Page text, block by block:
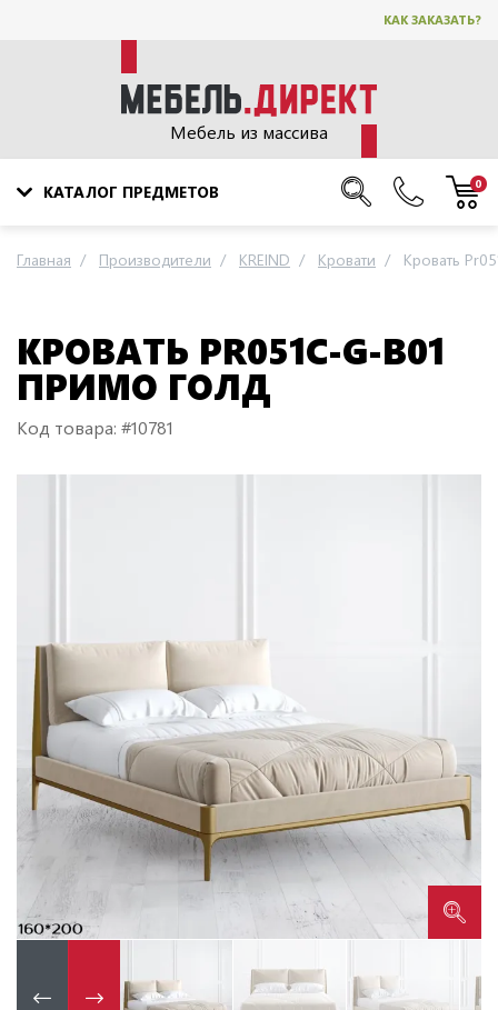
КАК ЗАКАЗАТЬ?
Мебель из массива
КАТАЛОГ ПРЕДМЕТОВ 0
Главная Производители KREIND Кровати Кровать
КРОВАТЬ PR051C-G-B01
ПРИМО ГОЛД
Код товара: #10781